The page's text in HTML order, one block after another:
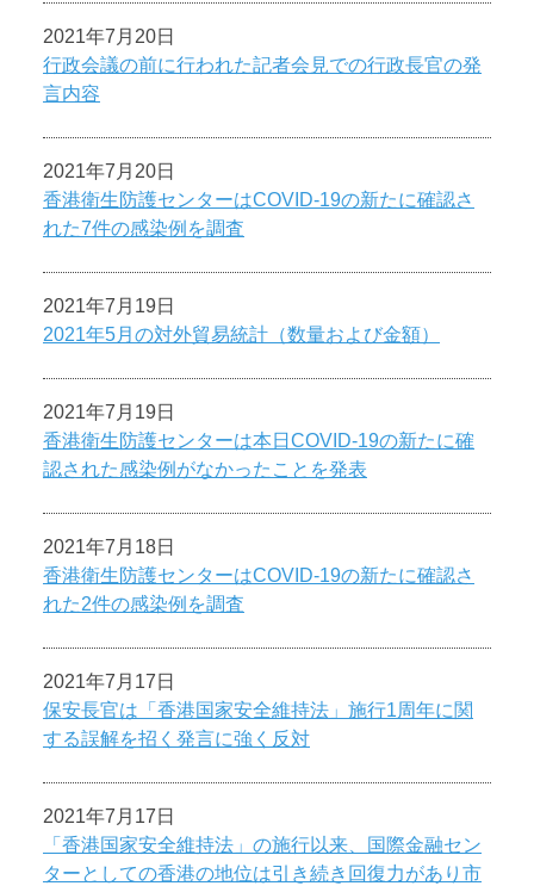
2021年7月20日
行政会議の前に行われた記者会見での行政長官の発
言内容
2021年7月20日
香港衛生防護センターはCOVID-19の新たに確認さ
れた7件の感染例を調査
2021年7月19日
2021年5月の対外貿易統計（数量および金額）
2021年7月19日
香港衛生防護センターは本日COVID-19の新たに確
認された感染例がなかったことを発表
2021年7月18日
香港衛生防護センターはCOVID-19の新たに確認さ
れた2件の感染例を調査
2021年7月17日
保安長官は「香港国家安全維持法」施行1周年に関
する誤解を招く発言に強く反対
2021年7月17日
「香港国家安全維持法」の施行以来、国際金融セン
ターとしての香港の地位は引き続き回復力があり市